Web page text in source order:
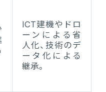
ICT建機やドロ
ーンによる省
人化、技術のデ
ータ化による
継承。